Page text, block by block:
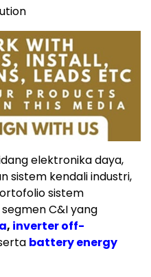
elektronika daya,
sistem kendali industri,
sistem
C&I yang
, inverter off-
battery energy